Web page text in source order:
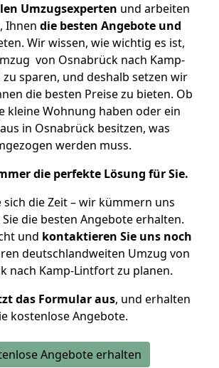
Umzugsexperten und arbeiten
Ihnen die besten Angebote und
Wir wissen, wie wichtig es ist,
von Osnabrück nach Kamp-
sparen, und deshalb setzen wir
die besten Preise zu bieten. Ob
kleine Wohnung haben oder ein
in Osnabrück besitzen, was
werden muss.
die perfekte Lösung für Sie.
sich die Zeit – wir kümmern uns
die besten Angebote erhalten.
und kontaktieren Sie uns noch
deutschlandweiten Umzug von
nach Kamp-Lintfort zu planen.
das Formular aus, und erhalten
kostenlose Angebote.
Angebote erhalten